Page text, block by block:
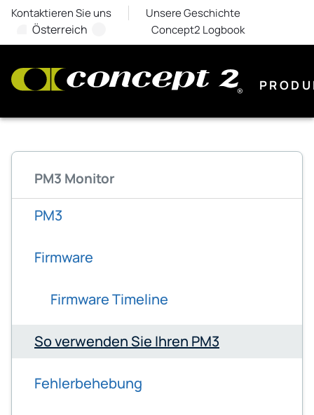
Kontaktieren Sie uns Unsere Geschichte
Österreich Concept2 Logbook
PM3 Monitor
PM3
Firmware
Firmware Timeline
So verwenden Sie Ihren PM3
Fehlerbehebung